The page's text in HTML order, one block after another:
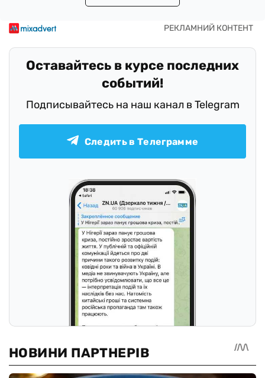
Оставайтесь в курсе последних
событий!
Подписывайтесь на наш канал в Telegram
Следить в Телеграмме